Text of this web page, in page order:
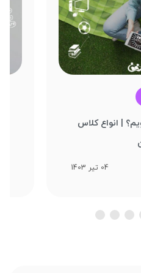
| انواع کلاس‌
04 تیر 1403